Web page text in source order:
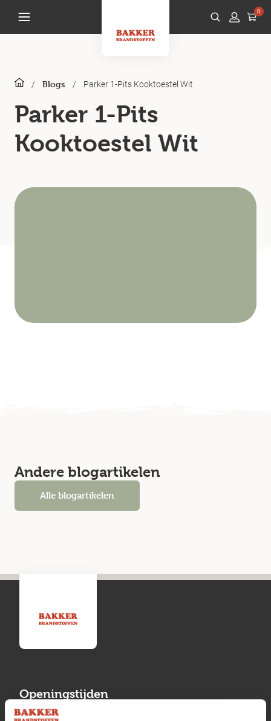
0
/ Blogs / Parker 1-Pits Kooktoestel Wit
Parker 1-Pits
Kooktoestel Wit
Andere blogartikelen
Alle blogartikelen
Openingstijden